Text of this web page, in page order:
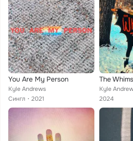
You Are My Person
Kyle Andrews
Сингл
2021
Kyle
2024